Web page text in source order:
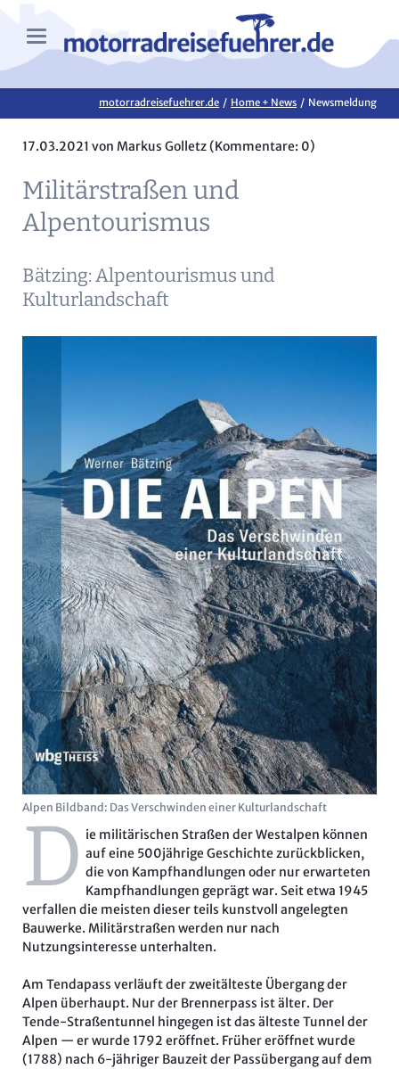
motorradreisefuehrer.de Home + News Newsmeldung
17.03.2021 von Markus Golletz (Kommentare: 0)
Militärstraßen und
Alpentourismus
Bätzing: Alpentourismus und
Kulturlandschaft
Alpen Bildband: Das Verschwinden einer Kulturlandschaft
D ie militärischen Straßen der Westalpen können
auf eine 500jährige Geschichte zurückblicken,
die von Kampfhandlungen oder nur erwarteten
Kampfhandlungen geprägt war. Seit etwa 1945
verfallen die meisten dieser teils kunstvoll angelegten
Bauwerke. Militärstraßen werden nur nach
Nutzungsinteresse unterhalten.
Am Tendapass verläuft der zweitälteste Übergang der
Alpen überhaupt. Nur der Brennerpass ist älter. Der
Tende-Straßentunnel hingegen ist das älteste Tunnel der
Alpen — er wurde 1792 eröffnet. Früher eröffnet wurde
(1788) nach 6-jähriger Bauzeit der Passübergang auf dem